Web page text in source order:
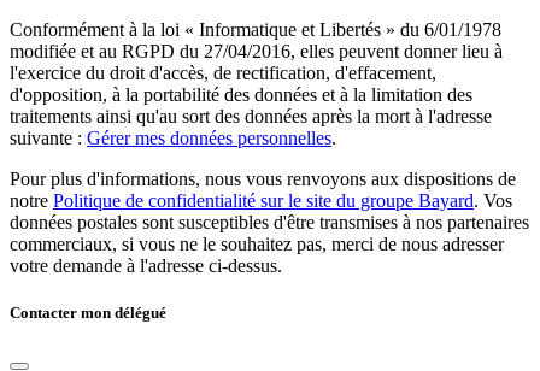
Conformément à la loi « Informatique et Libertés » du 6/01/1978
modifiée et au RGPD du 27/04/2016, elles peuvent donner lieu à
l'exercice du droit d'accès, de rectification, d'effacement,
d'opposition, à la portabilité des données et à la limitation des
traitements ainsi qu'au sort des données après la mort à l'adresse
suivante : Gérer mes données personnelles.
Pour plus d'informations, nous vous renvoyons aux dispositions de
notre Politique de confidentialité sur le site du groupe Bayard. Vos
données postales sont susceptibles d'être transmises à nos partenaires
commerciaux, si vous ne le souhaitez pas, merci de nous adresser
votre demande à l'adresse ci-dessus.
Contacter mon délégué